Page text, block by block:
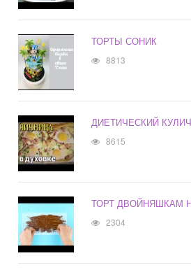
ТОРТЫ СОНИК
8813
ДИЕТИЧЕСКИЙ КУЛИЧ
8615
ТОРТ ДВОЙНЯШКАМ
2304